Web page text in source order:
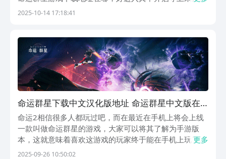
球的冒险旅程，那么为了帮助想玩的朋友们，下面就来直
星...
2025-10-14 17:18:41
命运群星下载中文汉化版地址 命运群星中文版在
哪下载
命运2相信很多人都玩过吧，而在最近在手机上将会上线
一款叫做命运群星的游戏，大家可以将其了解为手游版
本，这就意味着喜欢这游戏的玩家终于能在手机上玩了，
不过这是需要先去了解命运群星下载中文版的方法才能去
更多
2025-09-26 10:50:02